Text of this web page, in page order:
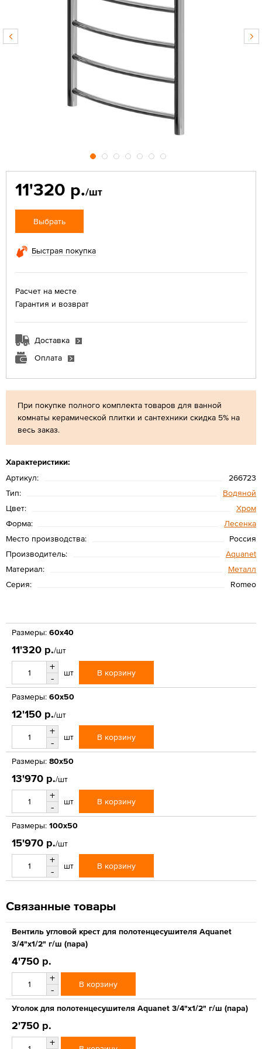
При покупке полного комплекта товаров для ванной
комнаты керамической плитки и сантехники скидка 5% на
весь заказ.
Характеристики:
Артикул:
266723
Тип:
Водяной
Цвет:
Хром
Форма:
Лесенка
Место производства:
Россия
Производитель:
Aquanet
Материал:
Металл
Серия:
Romeo
11'320 р./шт
Выбрать
Быстрая покупка
Расчет на месте
Гарантия и возврат
Доставка
Оплата
Размеры: 60х40
11'320 р./шт
+
-
шт В корзину
Размеры: 60x50
12'150 р./шт
+
-
шт В корзину
Размеры: 80х50
13'970 р./шт
+
-
шт В корзину
Размеры: 100x50
15'970 р./шт
+
-
шт В корзину
Связанные товары
Вентиль угловой крест для полотенцесушителя Aquanet
3/4"x1/2" г/ш (пара)
4'750 р.
+
-
В корзину
Уголок для полотенцесушителя Aquanet 3/4"x1/2" г/ш (пара)
2'750 р.
+